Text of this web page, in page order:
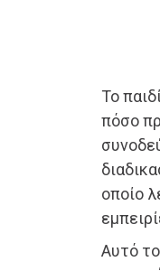
Το
πόσο
οποίο
Αυτό